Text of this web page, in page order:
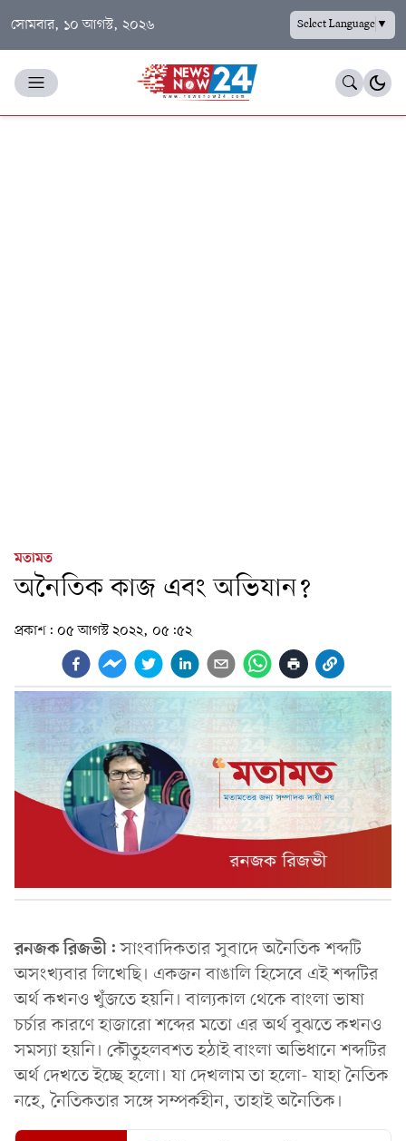
সোমবার, ১০ আগস্ট, ২০২৬ Select Language▼
মতামত
অনৈতিক কাজ এবং অভিযান?
প্রকাশ: ০৫ আগস্ট ২০২২, ০৫:৫২
রনজক রিজভী:সাংবাদিকতার সুবাদে অনৈতিক শব্দটি
অসংখ্যবার লিখেছি। একজন বাঙালি হিসেবে এই শব্দটির
অর্থ কখনও খুঁজতে হয়নি। বাল্যকাল থেকে বাংলা ভাষা
চর্চার কারণে হাজারো শব্দের মতো এর অর্থ বুঝতে কখনও
সমস্যা হয়নি। কৌতুহলবশত হঠাই বাংলা অভিধানে শব্দটির
অর্থ দেখতে ইচ্ছে হলো। যা দেখলাম তা হলো- যাহা নৈতিক
নহে, নৈতিকতার সঙ্গে সম্পর্কহীন, তাহাই অনৈতিক।